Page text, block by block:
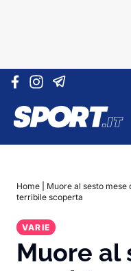
Vai al contenuto
Home
Muore al sesto mese
terribile scoperta
VARIE
Muore al